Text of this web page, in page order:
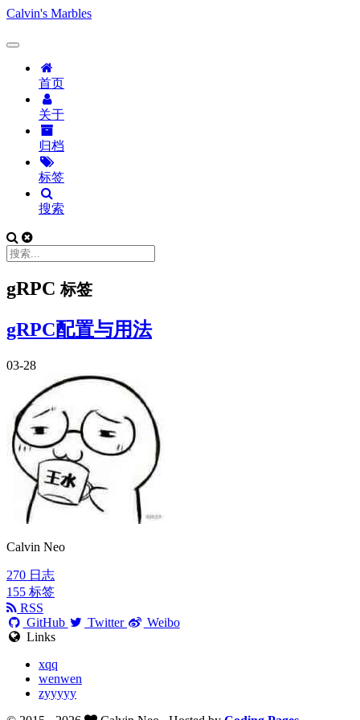
Calvin's Marbles
首页
关于
归档
标签
搜索
gRPC标签
gRPC配置与用法
03-28
Calvin Neo
270 日志
155 标签
RSS
GitHub
Twitter
Weibo
Links
xqq
wenwen
zyyyyy